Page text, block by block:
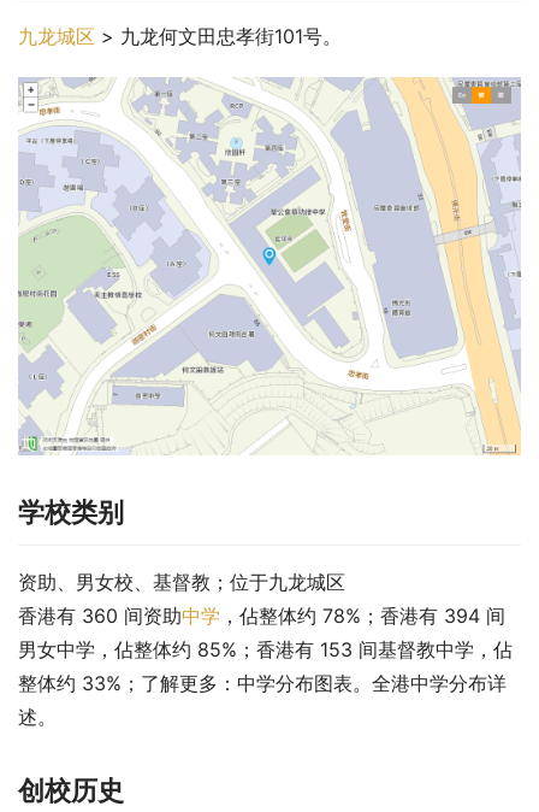
九龙城区 > 九龙何文田忠孝街101号。
学校类别
资助、男女校、基督教；位于九龙城区
香港有 360 间资助中学 ，佔整体约 78%；香港有 394 间
男女中学，佔整体约 85%；香港有 153 间基督教中学，佔
整体约 33%；了解更多：中学分布图表。全港中学分布详
述。
创校历史